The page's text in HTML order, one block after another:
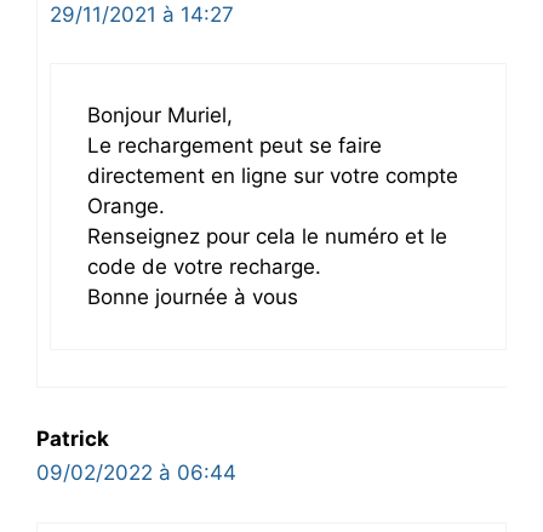
29/11/2021 à 14:27
Bonjour Muriel,
Le rechargement peut se faire
directement en ligne sur votre compte
Orange.
Renseignez pour cela le numéro et le
code de votre recharge.
Bonne journée à vous
Patrick
09/02/2022 à 06:44